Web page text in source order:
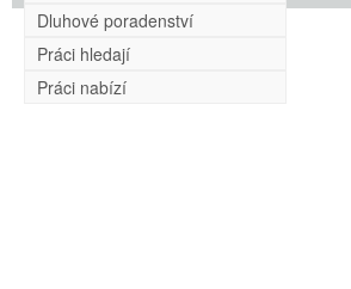
Dluhové poradenství
Práci hledají
Práci nabízí